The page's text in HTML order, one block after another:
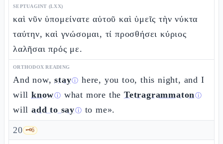
SEPTUAGINT (LXX)
καὶ νῦν ὑπομείνατε αὐτοῦ καὶ ὑμεῖς τὴν νύκτα
ταύτην, καὶ γνώσομαι, τί προσθήσει κύριος
λαλῆσαι πρός με.
ORTHODOX READING
And now,stayⓘ here, you too, this night, and I
will knowⓘ what more theTetragrammatonⓘ
will add to sayⓘ to me».
20 🗝️6